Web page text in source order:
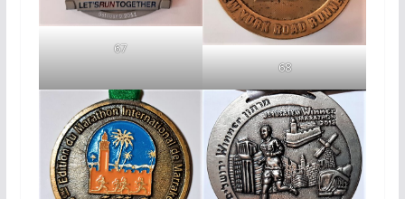
67
68